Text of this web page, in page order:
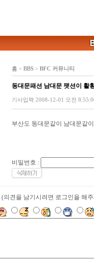
홈 > BBS > BFC 커뮤니티
동대문패션 남대문 팻션이 활
기사입력 2008-12-01 오전
부산도 동대문같이 남대문같
비밀번호 :
(의견을 남기시려면 로그인을 해